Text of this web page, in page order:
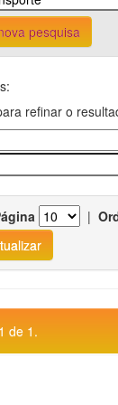
pesquisa
refinar o
|
de 1.